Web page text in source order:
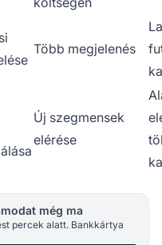
Több megjelenés
Új szegmensek
elérése
még ma
percek alatt. Bankkártya